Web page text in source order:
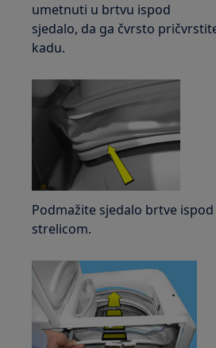
umetnuti u brtvu ispod
sjedalo, da ga čvrsto
kadu.
Podmažite sjedalo brtve
strelicom.